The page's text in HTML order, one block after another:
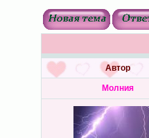
Автор
Молния